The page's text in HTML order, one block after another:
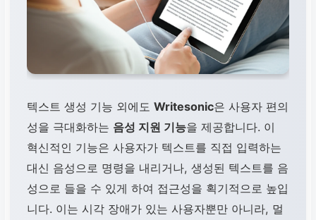
텍스트 생성 기능 외에도Writesonic은 사용자 편의
성을 극대화하는 음성 지원 기능을 제공합니다. 이
혁신적인 기능은 사용자가 텍스트를 직접 입력하는
대신 음성으로 명령을 내리거나, 생성된 텍스트를 음
성으로 들을 수 있게 하여 접근성을 획기적으로 높입
니다. 이는 시각 장애가 있는 사용자뿐만 아니라, 멀